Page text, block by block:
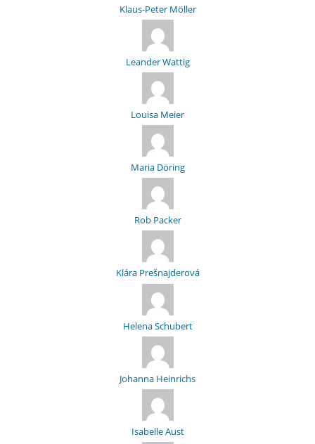
Klaus-Peter Möller
Leander Wattig
Louisa Meier
Maria Döring
Rob Packer
Klára Prešnajderová
Helena Schubert
Johanna Heinrichs
Isabelle Aust